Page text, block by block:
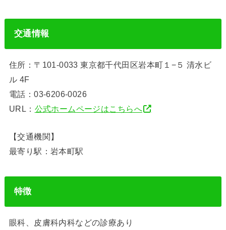
交通情報
住所：〒101-0033 東京都千代田区岩本町１−５ 清水ビ
ル 4F
電話：03-6206-0026
URL： 公式ホームページはこちらへ
【交通機関】
最寄り駅：岩本町駅
特徴
眼科、皮膚科内科などの診療あり